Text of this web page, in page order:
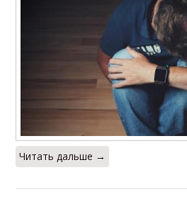
Читать дальше →